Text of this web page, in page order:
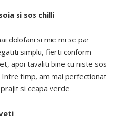
si sos chilli
dolofani si mie mi se par
simplu, fierti conform
apoi tavaliti bine cu niste sos
Intre timp, am mai perfectionat
si ceapa verde.